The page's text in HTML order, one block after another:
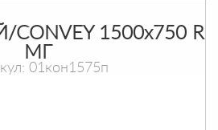
CONVEY 1500х750 R
МГ
01кон1575п